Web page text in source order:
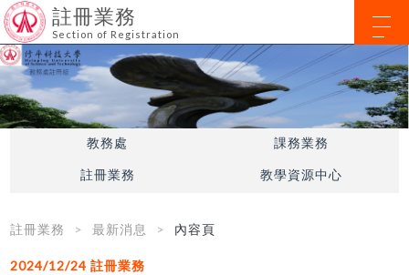
註冊業務
Section of Registration
教務處 課務業務
註冊業務 教學資源中心
註冊業務 最新消息 內容頁
2024/12/24註冊業務